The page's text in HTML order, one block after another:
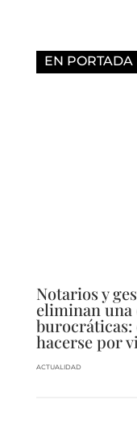
EN PORTADA
Notarios y
eliminan una
burocráticas:
hacerse por
ACTUALIDAD